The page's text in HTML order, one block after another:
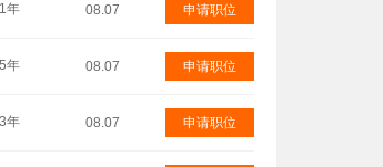
1年 08.07 申请职位
5年 08.07 申请职位
3年 08.07 申请职位